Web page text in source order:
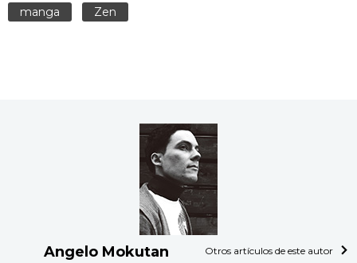
manga Zen
Angelo Mokutan Otros artículos de este autor